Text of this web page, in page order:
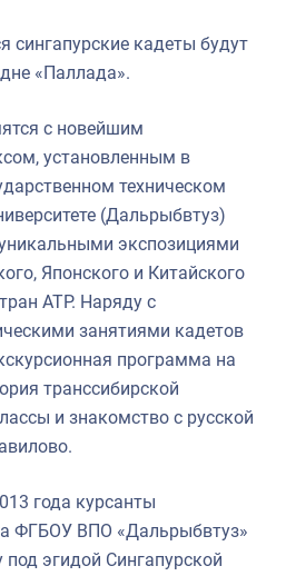
сингапурские кадеты будут
«Паллада».
с новейшим
установленным в
техническом
(Дальрыбвтуз)
экспозициями
Японского и Китайского
АТР. Наряду с
занятиями кадетов
программа на
транссибирской
и знакомство с русской
года курсанты
ФГБОУ ВПО «Дальрыбвтуз»
эгидой Сингапурской